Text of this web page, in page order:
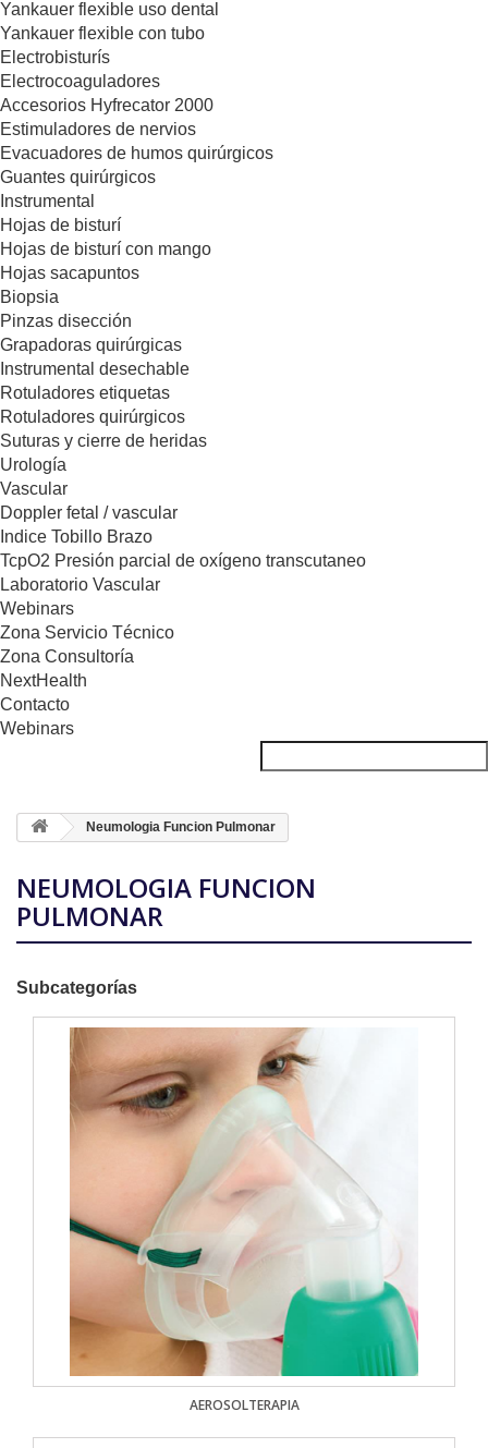
Yankauer flexible uso dental
Yankauer flexible con tubo
Electrobisturís
Electrocoaguladores
Accesorios Hyfrecator 2000
Estimuladores de nervios
Evacuadores de humos quirúrgicos
Guantes quirúrgicos
Instrumental
Hojas de bisturí
Hojas de bisturí con mango
Hojas sacapuntos
Biopsia
Pinzas disección
Grapadoras quirúrgicas
Instrumental desechable
Rotuladores etiquetas
Rotuladores quirúrgicos
Suturas y cierre de heridas
Urología
Vascular
Doppler fetal / vascular
Indice Tobillo Brazo
TcpO2 Presión parcial de oxígeno transcutaneo
Laboratorio Vascular
Webinars
Zona Servicio Técnico
Zona Consultoría
NextHealth
Contacto
Webinars
Neumologia Funcion Pulmonar
NEUMOLOGIA FUNCION
PULMONAR
Subcategorías
AEROSOLTERAPIA